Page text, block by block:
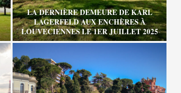
LA DERNIÈRE DEMEURE DE KARL
LAGERFELD AUX ENCHÈRES À
LOUVECIENNES LE 1ER JUILLET 2025